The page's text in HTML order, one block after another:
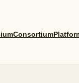
Consortium